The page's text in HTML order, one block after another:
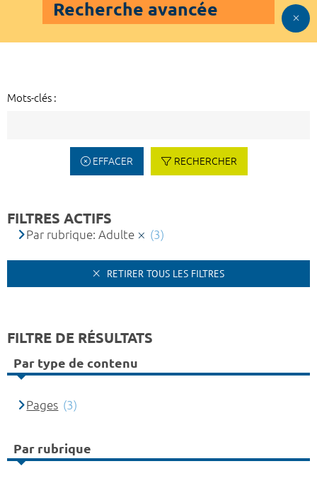
Recherche avancée
Mots-clés :
EFFACER RECHERCHER
FILTRES ACTIFS
Par rubrique: Adulte (3)
RETIRER TOUS LES FILTRES
FILTRE DE RÉSULTATS
Par type de contenu
Pages (3)
Par rubrique